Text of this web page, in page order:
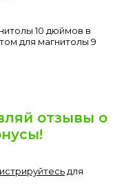
10 дюймов в
для магнитолы 9
отзывы о
для